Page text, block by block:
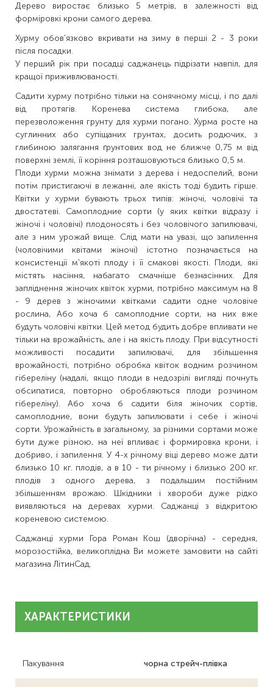
Дерево виростає близько 5 метрів, в залежності від
форміровкі крони самого дерева.
Хурму обов'язково вкривати на зиму в перші 2 - 3 роки
після посадки.
У перший рік при посадці саджанець підрізати навпіл, для
кращої приживлюваності.
Садити хурму потрібно тільки на сонячному місці, і по далі
від протягів. Коренева система глибока, але
перезволоження грунту для хурми погано. Хурма росте на
суглинних або супіщаних грунтах, досить родючих, з
глибиною залягання ґрунтових вод не ближче 0,75 м від
поверхні землі, її коріння розташовуються близько 0,5 м.
Плоди хурми можна знімати з дерева і недоспелий, вони
потім пристигаючі в лежанні, але якість тоді будить гірше.
Квітки у хурми бувають трьох типів: жіночі, чоловічі та
двостатеві. Самоплодние сорти (у яких квітки відразу і
жіночі і чоловічі) плодоносять і без чоловічого запилювачі,
але з ним урожай вище. Слід мати на увазі, що запилення
(чоловічими квітами жіночі) істотно позначається на
консистенції м'якоті плоду і її смакові якості. Плоди, які
містять насіння, набагато смачніше безнасінних. Для
запліднення жіночих квіток хурми, потрібно максимум на 8
- 9 дерев з жіночими квітками садити одне чоловіче
рослина, Або хоча б самоплодние сорти, на них вже
будуть чоловічі квітки. Цей метод будить добре впливати не
тільки на врожайність, але і на якість плоду. При відсутності
можливості посадити запилювачі, для збільшення
врожайності, потрібно обробка квіток водним розчином
гібереліну (надалі, якщо плоди в недозрілі вигляді почнуть
обсипатися, повторно обробляються плоди розчином
гібереліну). Або хоча б садити біля жіночих сортів,
самоплодние, вони будуть запилювати і себе і жіночі
сорти. Урожайність в загальному, за різними сортами може
бути дуже різною, на неї впливає і формировка крони, і
добриво, і запилення. У 4-х річному віці дерево може дати
близько 10 кг. плодів, а в 10 - ти річному і близько 200 кг.
плодів з одного дерева, з подальшим постійним
збільшенням врожаю. Шкідники і хвороби дуже рідко
виявляються на деревах хурми. Саджанці з відкритою
кореневою системою.
Саджанці хурми Гора Роман Кош (дворічна) - середня,
морозостійка, великоплідна Ви можете замовити на сайті
магазина ЛітинСад.
ХАРАКТЕРИСТИКИ
Пакування чорна стрейч-плівка